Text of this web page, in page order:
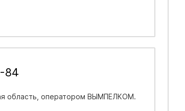
84
область , оператором ВЫМПЕЛКОМ.